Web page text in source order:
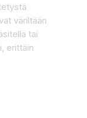
väriltään
tai
erittäin